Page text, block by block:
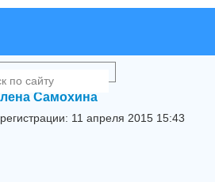
Самохина
11 апреля 2015 15:43